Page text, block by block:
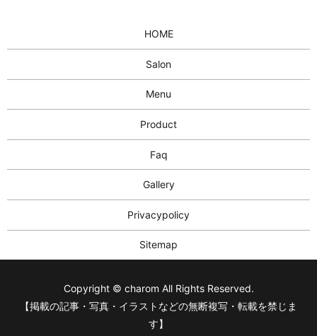
HOME
Salon
Menu
Product
Faq
Gallery
Privacypolicy
Sitemap
Copyright © charom All Rights Reserved.
【掲載の記事・写真・イラストなどの無断複写・転載を禁じま
す】